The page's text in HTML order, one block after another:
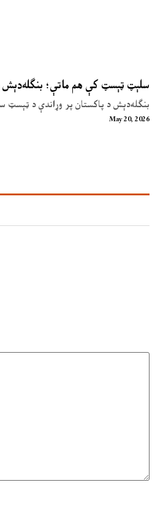
سلېټ ټېسټ کې هم ماتې؛ بنګله‌دېش
بنګله‌دېش د پاکستان پر وړاندې د ټېسټ
May 20, 2026